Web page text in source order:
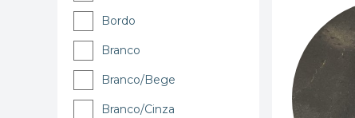
Bordo
Branco
Branco/Bege
Branco/Cinza